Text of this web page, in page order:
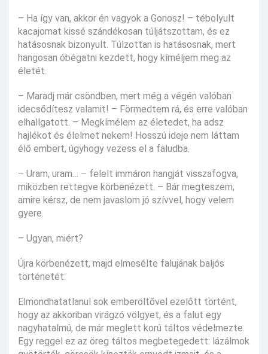
– Ha így van, akkor én vagyok a Gonosz! – tébolyult
kacajomat kissé szándékosan túljátszottam, és ez
hatásosnak bizonyult. Túlzottan is hatásosnak, mert
hangosan óbégatni kezdett, hogy kíméljem meg az
életét.
– Maradj már csöndben, mert még a végén valóban
idecsődítesz valamit! – Förmedtem rá, és erre valóban
elhallgatott. – Megkímélem az életedet, ha adsz
hajlékot és élelmet nekem! Hosszú ideje nem láttam
élő embert, úgyhogy vezess el a faludba.
– Uram, uram… – felelt immáron hangját visszafogva,
miközben rettegve körbenézett. – Bár megteszem,
amire kérsz, de nem javaslom jó szívvel, hogy velem
gyere.
– Ugyan, miért?
Újra körbenézett, majd elmesélte falujának baljós
történetét:
Elmondhatatlanul sok emberöltővel ezelőtt történt,
hogy az akkoriban virágzó völgyet, és a falut egy
nagyhatalmú, de már meglett korú táltos védelmezte.
Egy reggel ez az öreg táltos megbetegedett: lázálmok